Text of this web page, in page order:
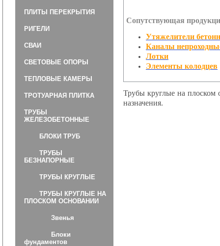
ПЛИТЫ ПЕРЕКРЫТИЯ
РИГЕЛИ
СВАИ
СВЕТОВЫЕ ОПОРЫ
ТЕПЛОВЫЕ КАМЕРЫ
ТРОТУАРНАЯ ПЛИТКА
ТРУБЫ
ЖЕЛЕЗОБЕТОННЫЕ
БЛОКИ ТРУБ
ТРУБЫ
БЕЗНАПОРНЫЕ
ТРУБЫ КРУГЛЫЕ
ТРУБЫ КРУГЛЫЕ НА
ПЛОСКОМ ОСНОВАНИИ
Звенья
Блоки
фундаментов
Сопутствующая
Утяжелители
Каналы
Лотки
Элементы колодцев
Трубы круглые на плоском
назначения.